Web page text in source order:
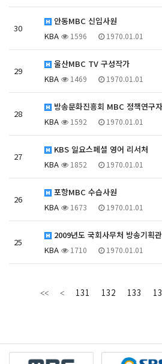
30
안동MBC 신입사원
KBA
1596 1970.01.01
29
울산MBC TV 구성작가
KBA
1469 1970.01.01
28
방송문화진흥회 MBC 정책연구
KBA
1592 1970.01.01
27
KBS 일요스페셜 영어 리서처
KBA
1852 1970.01.01
26
포항MBC 수습사원
KBA
1673 1970.01.01
25
2009년도 국회사무처 방송기획
KBA
1710 1970.01.01
131 132 133